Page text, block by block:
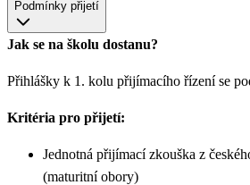
Podmínky přijetí
Jak se na školu dostanu?
Přihlášky k 1. kolu přijímacího řízení se
Kritéria pro přijetí:
Jednotná přijímací zkouška z
(maturitní obory)